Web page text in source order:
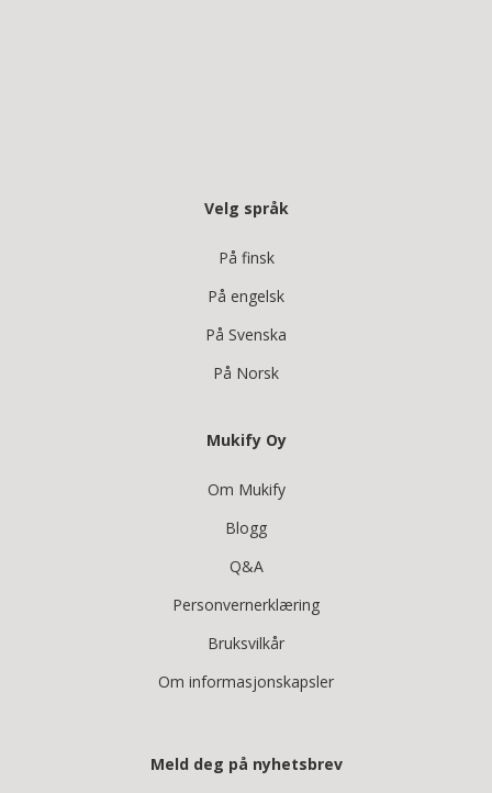
Velg språk
På finsk
På engelsk
På Svenska
På Norsk
Mukify Oy
Om Mukify
Blogg
Q&A
Personvernerklæring
Bruksvilkår
Om informasjonskapsler
Meld deg på nyhetsbrev